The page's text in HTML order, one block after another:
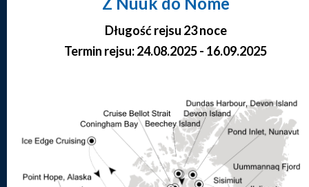
Długość rejsu 23 noce
Termin rejsu: 24.08.2025 - 16.09.2025